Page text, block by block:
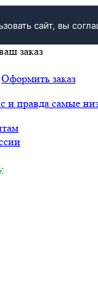
сайт, вы
заказ
Оформить заказ
и правда самые